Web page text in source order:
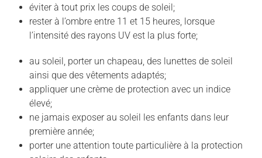
éviter à tout prix les coups de soleil;
rester à l’ombre entre 11 et 15 heures, lorsque
l’intensité des rayons UV est la plus forte;
au soleil, porter un chapeau, des lunettes de soleil
ainsi que des vêtements adaptés;
appliquer une crème de protection avec un indice
élevé;
ne jamais exposer au soleil les enfants dans leur
première année;
porter une attention toute particulière à la protection